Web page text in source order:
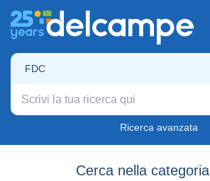
FDC
Ricerca avanzata
Cerca nella categoria